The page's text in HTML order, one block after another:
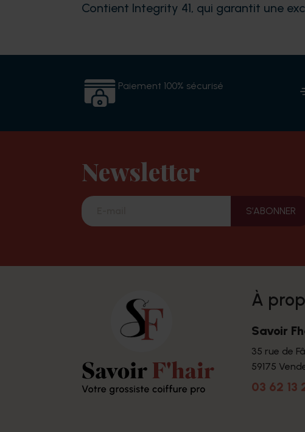
Contient Integrity 41, qui garantit une
Paiement 100% sécurisé
Newsletter
à
Savoir
35 rue de
59175
03 62 13